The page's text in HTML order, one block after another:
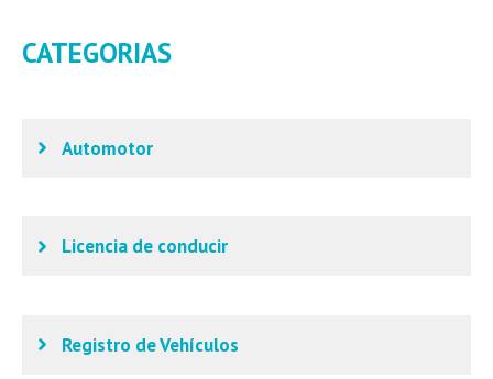
CATEGORIAS
Automotor
Licencia de conducir
Registro de Vehículos